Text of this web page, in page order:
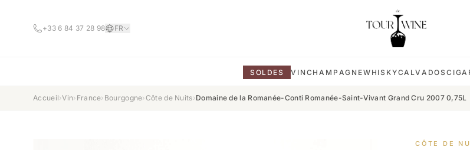
+33 6 84 37 28 98 FR
SOLDES VIN CHAMPAGNEWHISKYCALVADOS
Accueil›Vin› France› Bourgogne›Côte de Nuits›Domaine de la Romanée-Conti Romanée-Saint-Vivant Grand Cru 2007 0,75L
CÔTE DE